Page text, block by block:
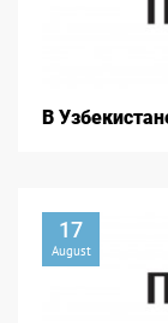
В
17
August